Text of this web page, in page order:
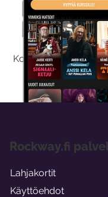
Kokeilemalla
Rockway.fi
Lahjakortit
Käyttöehdot